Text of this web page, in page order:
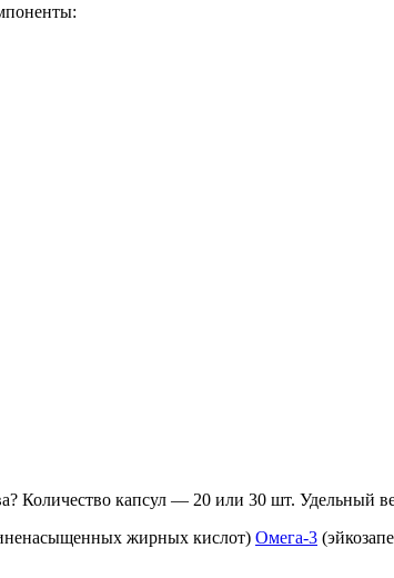
Количество капсул — 20 или 30 шт. Удельный
жирных кислот) Омега-3